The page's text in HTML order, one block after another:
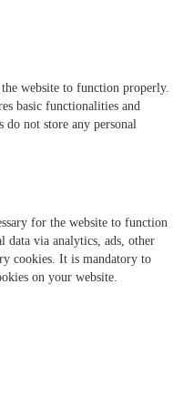
website to function properly.
basic functionalities and
do not store any personal
for the website to function
data via analytics, ads, other
cookies. It is mandatory to
on your website.